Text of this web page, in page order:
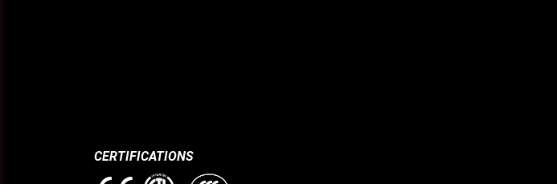
CERTIFICATIONS